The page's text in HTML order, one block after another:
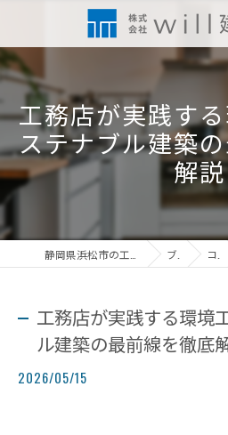
工務店が実践す
ステナブル建築
解説
ブログ コラム
工務店が実践する環境
ル建築の最前線を徹底
2026/05/15